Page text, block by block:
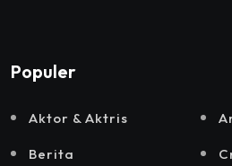
Populer
Aktor & Aktris
Berita